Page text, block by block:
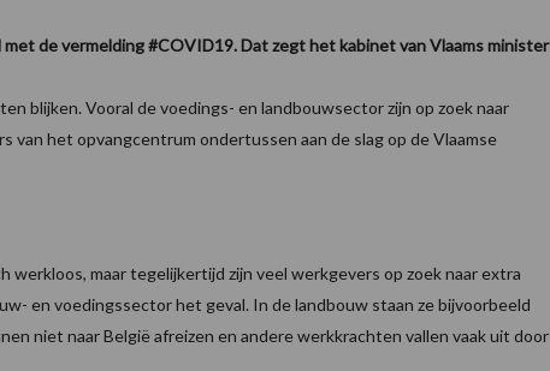
de vermelding #COVID19. Dat zegt het kabinet van Vlaams minister
blijken. Vooral de voedings- en landbouwsector zijn op zoek naar
van het opvangcentrum ondertussen aan de slag op de Vlaamse
werkloos, maar tegelijkertijd zijn veel werkgevers op zoek naar extra
en voedingssector het geval. In de landbouw staan ze bijvoorbeeld
niet naar België afreizen en andere werkkrachten vallen vaak uit door